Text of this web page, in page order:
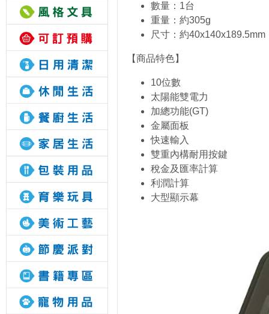
數量：1台
重量：約305g
尺寸：約40x140x189.5mm
【商品特色】
10位數
太陽能雙電力
加總功能(GT)
金屬面板
快速輸入
雙重內構耐用按鍵
稅金及匯率計算
利潤計算
大型顯示幕